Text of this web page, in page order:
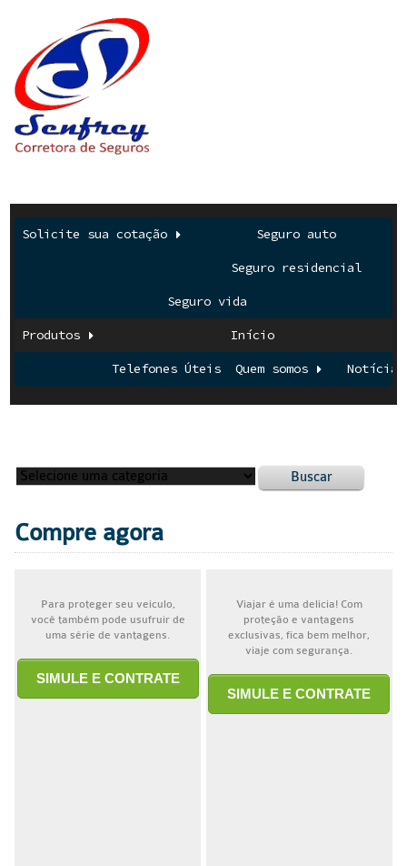
Solicite sua cotação Seguro auto
Seguro residencial
Seguro vida
Produtos Início
Telefones Úteis Quem somos Notícias
Buscar
Compre agora
Para proteger seu veículo,
você também pode usufruir de
uma série de vantagens.
SIMULE E CONTRATE
Viajar é uma delícia! Com
proteção e vantagens
exclusivas, fica bem melhor,
viaje com segurança.
SIMULE E CONTRATE